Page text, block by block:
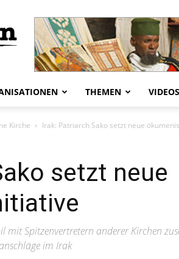
THEMEN VIDEOS
Kirche Irak: Patriarch Sako setzt neue
setzt neue
mit Spitzenvertretern anderer Kirchen
im Irak